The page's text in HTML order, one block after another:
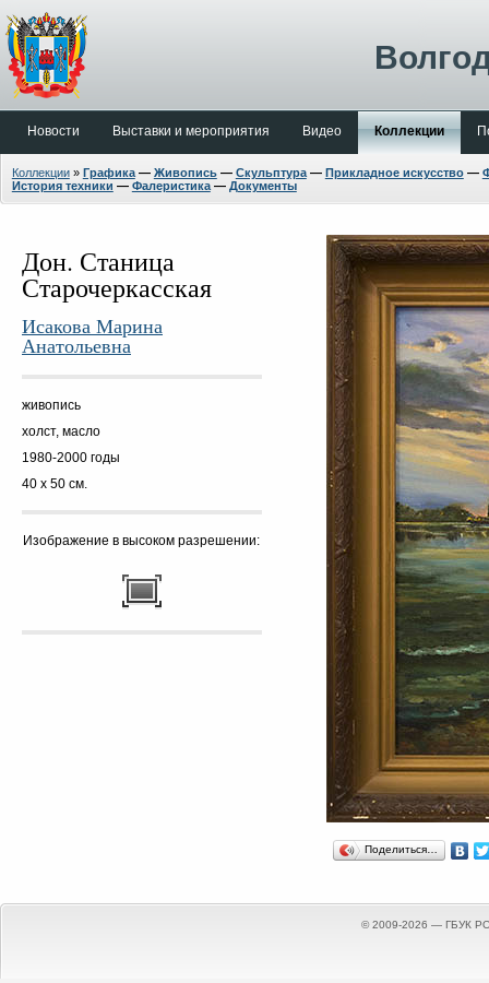
Новости Выставки и мероприятия Видео Коллекции
Коллекции» Графика— Живопись— Скульптура— Прикладное искусство—
История техники — Фалеристика— Документы
Дон. Станица
Старочеркасская
Исакова Марина
Анатольевна
живопись
холст, масло
1980-2000 годы
40 х 50 см.
Изображение в высоком разрешении:
Поделиться…
© 2009-2026 — ГБУК РО